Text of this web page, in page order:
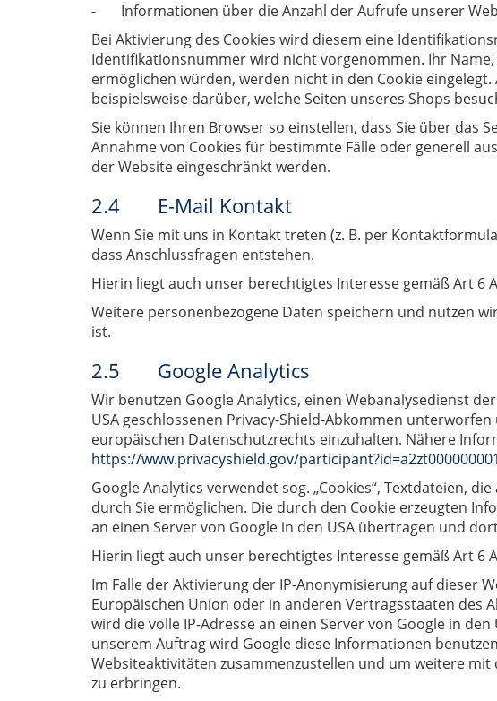
- Informationen über die Anzahl der Aufrufe unserer
Bei Aktivierung des Cookies wird diesem eine
Identifikationsnummer wird nicht vorgenommen. Ihr
ermöglichen würden, werden nicht in den Cookie
beispielsweise darüber, welche Seiten unseres Shops
Sie können Ihren Browser so einstellen, dass Sie über das
Annahme von Cookies für bestimmte Fälle oder generell
der Website eingeschränkt werden.
2.4 E-Mail Kontakt
Wenn Sie mit uns in Kontakt treten (z. B. per
dass Anschlussfragen entstehen.
Hierin liegt auch unser berechtigtes Interesse gemäß Art 6
Weitere personenbezogene Daten speichern und nutzen
ist.
2.5 Google Analytics
Wir benutzen Google Analytics, einen Webanalysedienst
USA geschlossenen Privacy-Shield-Abkommen
europäischen Datenschutzrechts einzuhalten. Nähere
https://www.privacyshield.gov/
Google Analytics verwendet sog. „Cookies“, Textdateien,
durch Sie ermöglichen. Die durch den Cookie erzeugten
an einen Server von Google in den USA übertragen und
Hierin liegt auch unser berechtigtes Interesse gemäß Art 6
Im Falle der Aktivierung der IP-Anonymisierung auf dieser
Europäischen Union oder in anderen Vertragsstaaten des
wird die volle IP-Adresse an einen Server von Google in
unserem Auftrag wird Google diese Informationen
Websiteaktivitäten zusammenzustellen und um weitere
zu erbringen.